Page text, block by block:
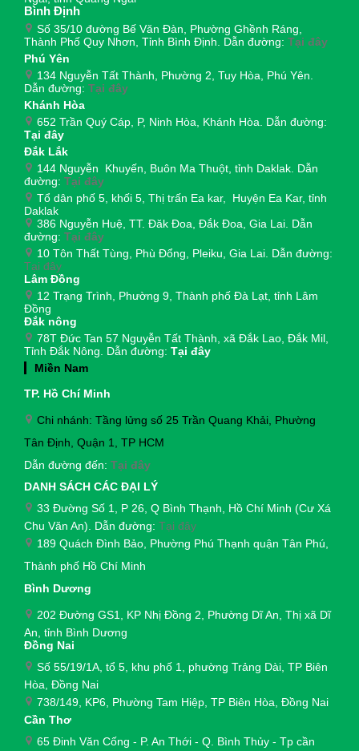
Bình Định
Số 35/10 đường Bế Văn Đàn, Phường Ghềnh Ráng,
Thành Phố Quy Nhơn, Tỉnh Bình Định. Dẫn đường: Tại đây
Phú Yên
134 Nguyễn Tất Thành, Phường 2, Tuy Hòa, Phú Yên.
Dẫn đường: Tại đây
Khánh Hòa
652 Trần Quý Cáp, P, Ninh Hòa, Khánh Hòa. Dẫn đường:
Tại đây
Đắk Lắk
144 Nguyễn Khuyến, Buôn Ma Thuột, tỉnh Daklak. Dẫn
đường: Tại đây
Tổ dân phố 5, khối 5, Thị trấn Ea kar, Huyện Ea Kar, tỉnh
Daklak
386 Nguyễn Huệ, TT. Đăk Đoa, Đắk Đoa, Gia Lai. Dẫn
đường: Tại đây
10 Tôn Thất Tùng, Phù Đổng, Pleiku, Gia Lai. Dẫn đường:
Tại đây
Lâm Đồng
12 Trạng Trình, Phường 9, Thành phố Đà Lạt, tỉnh Lâm
Đồng
Đắk nông
78T Đức Tan 57 Nguyễn Tất Thành, xã Đắk Lao, Đắk Mil,
Tỉnh Đắk Nông. Dẫn đường: Tại đây
Miền Nam
TP. Hồ Chí Minh
Chi nhánh: Tầng lửng số 25 Trần Quang Khải, Phường
Tân Định, Quận 1, TP HCM
Dẫn đường đến: Tại đây
DANH SÁCH CÁC ĐẠI LÝ
33 Đường Số 1, P 26, Q Bình Thạnh, Hồ Chí Minh (Cư Xá
Chu Văn An). Dẫn đường: Tại đây
189 Quách Đình Bảo, Phường Phú Thạnh quận Tân Phú,
Thành phố Hồ Chí Minh
Bình Dương
202 Đường GS1, KP Nhị Đồng 2, Phường Dĩ An, Thị xã Dĩ
An, tỉnh Bình Dương
Đồng Nai
Số 55/19/1A, tổ 5, khu phố 1, phường Trảng Dài, TP Biên
Hòa, Đồng Nai
738/149, KP6, Phường Tam Hiệp, TP Biên Hòa, Đồng Nai
Cần Thơ
65 Đinh Văn Cống - P. An Thới - Q. Bình Thủy - Tp cần